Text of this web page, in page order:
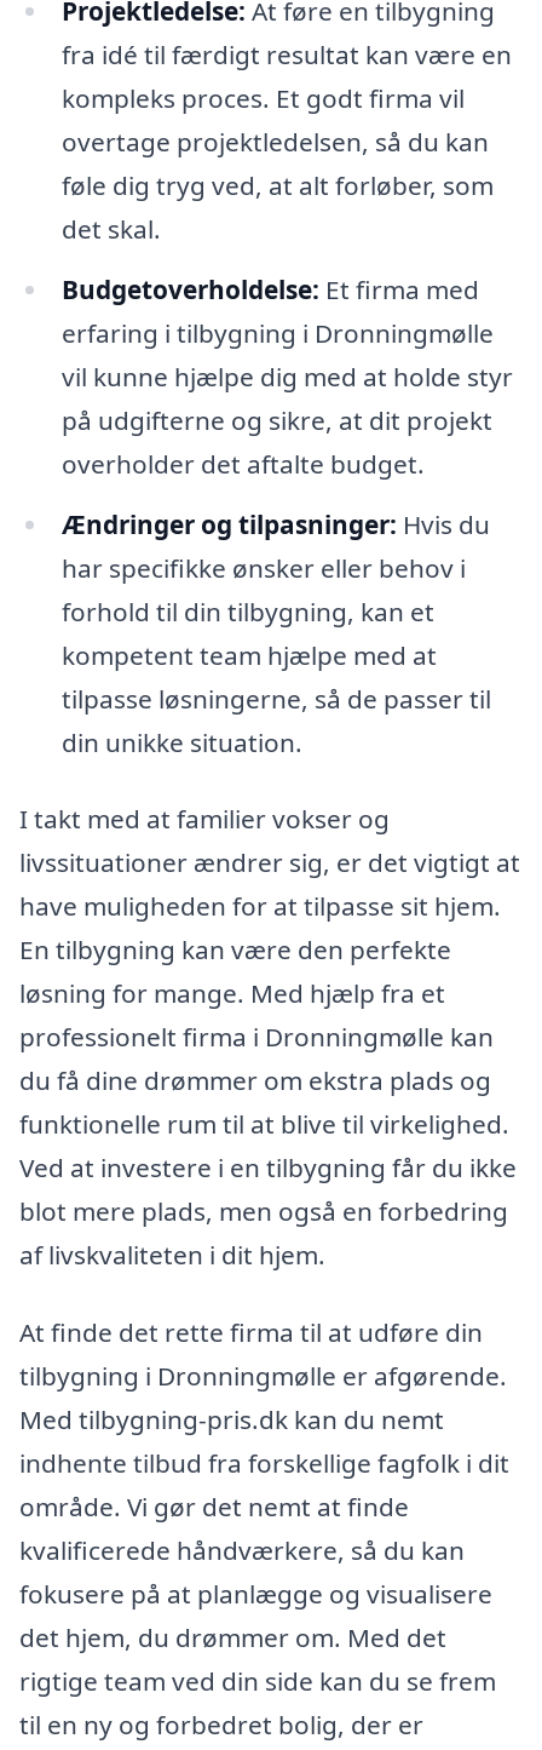
Projektledelse: At føre en tilbygning
fra idé til færdigt resultat kan være en
kompleks proces. Et godt firma vil
overtage projektledelsen, så du kan
føle dig tryg ved, at alt forløber, som
det skal.
Budgetoverholdelse: Et firma med
erfaring i tilbygning i Dronningmølle
vil kunne hjælpe dig med at holde styr
på udgifterne og sikre, at dit projekt
overholder det aftalte budget.
Ændringer og tilpasninger: Hvis du
har specifikke ønsker eller behov i
forhold til din tilbygning, kan et
kompetent team hjælpe med at
tilpasse løsningerne, så de passer til
din unikke situation.
I takt med at familier vokser og
livssituationer ændrer sig, er det vigtigt at
have muligheden for at tilpasse sit hjem.
En tilbygning kan være den perfekte
løsning for mange. Med hjælp fra et
professionelt firma i Dronningmølle kan
du få dine drømmer om ekstra plads og
funktionelle rum til at blive til virkelighed.
Ved at investere i en tilbygning får du ikke
blot mere plads, men også en forbedring
af livskvaliteten i dit hjem.
At finde det rette firma til at udføre din
tilbygning i Dronningmølle er afgørende.
Med tilbygning-pris.dk kan du nemt
indhente tilbud fra forskellige fagfolk i dit
område. Vi gør det nemt at finde
kvalificerede håndværkere, så du kan
fokusere på at planlægge og visualisere
det hjem, du drømmer om. Med det
rigtige team ved din side kan du se frem
til en ny og forbedret bolig, der er